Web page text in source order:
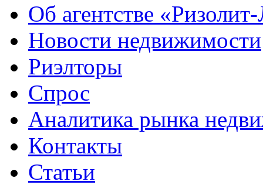
Об агентстве
Новости недвижимости
Риэлторы
Спрос
Аналитика рынка
Контакты
Статьи